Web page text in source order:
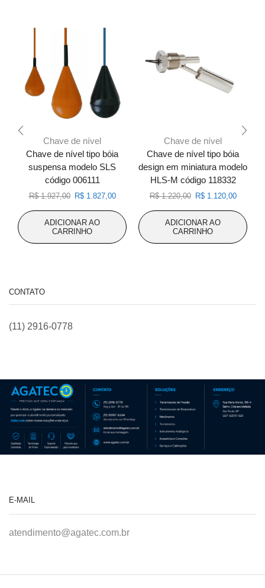
Chave de nível
Chave de nível tipo bóia
suspensa modelo SLS
código 006111
R$1.927,00 O
original
era:
R$ 1.927,00.
R$1.827,00O
atual
R$ 1.827,00.
ADICIONAR AO
CARRINHO
Chave de nível
Chave de nível tipo bóia
design em miniatura modelo
HLS-M código 118332
R$1.220,00 O
original
era:
R$ 1.220,00.
R$1.120,00O
atual
R$
ADICIONAR AO
CARRINHO
CONTATO
(11) 2916-0778
E-MAIL
atendimento@agatec.com.br